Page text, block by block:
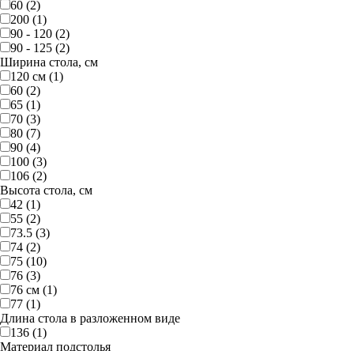
60 (2)
200 (1)
90 - 120 (2)
90 - 125 (2)
Ширина стола, см
120 см (1)
60 (2)
65 (1)
70 (3)
80 (7)
90 (4)
100 (3)
106 (2)
Высота стола, см
42 (1)
55 (2)
73.5 (3)
74 (2)
75 (10)
76 (3)
76 см (1)
77 (1)
Длина стола в разложенном виде
136 (1)
Материал подстолья